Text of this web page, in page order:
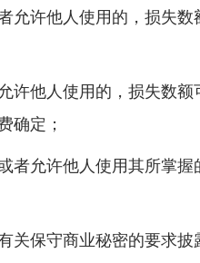
许他人使用的，损失数
他人使用的，损失数额
确定；
允许他人使用其所掌握
保守商业秘密的要求披